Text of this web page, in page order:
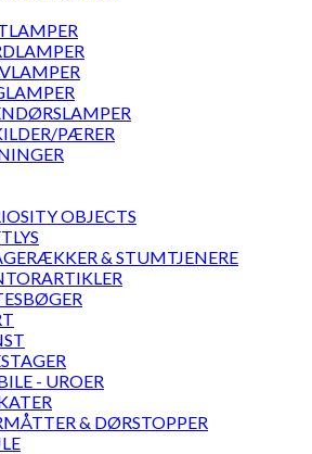
PÆRER
OBJECTS
& STUMTJENERE
- UROER
& DØRSTOPPER